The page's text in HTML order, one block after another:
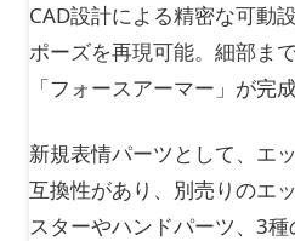
CAD設計による精密な可動
ポーズを再現可能。細部ま
「フォースアーマー」が完成
新規表情パーツとして、エ
互換性があり、別売りのエ
スターやハンドパーツ、3